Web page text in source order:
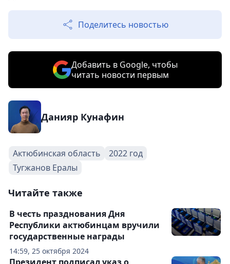
Поделитесь новостью
Добавить в Google, чтобы
читать новости первым
Данияр Кунафин
Актюбинская область
2022 год
Тугжанов Ералы
Читайте также
14:59, 25 октября 2024
В честь празднования Дня
Республики актюбинцам вручили
государственные награды
Президент подписал указ о